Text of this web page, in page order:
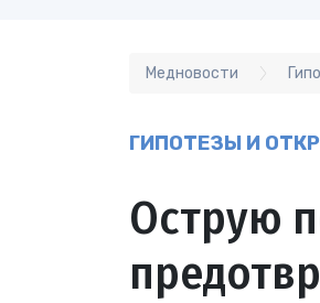
Медновости
ГИПОТЕЗЫ И
Острую